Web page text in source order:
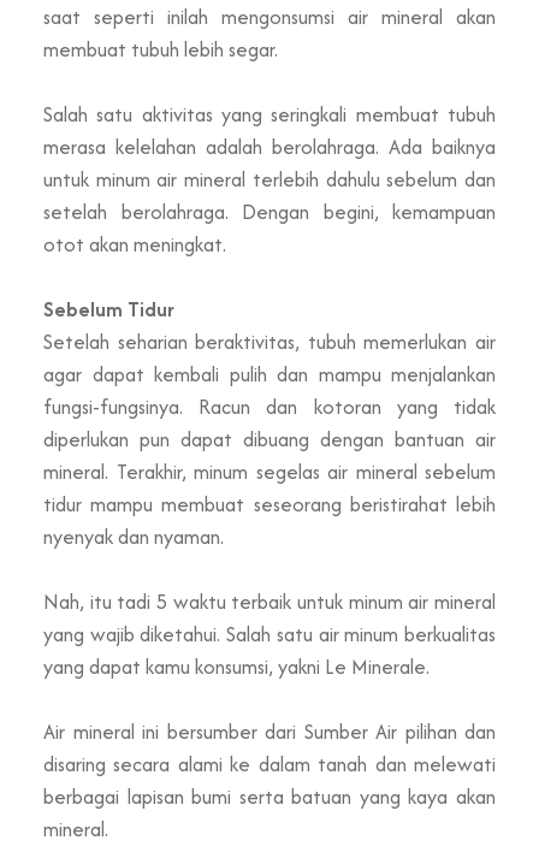
saat seperti inilah mengonsumsi air mineral akan
membuat tubuh lebih segar.
Salah satu aktivitas yang seringkali membuat tubuh
merasa kelelahan adalah berolahraga. Ada baiknya
untuk minum air mineral terlebih dahulu sebelum dan
setelah berolahraga. Dengan begini, kemampuan
otot akan meningkat.
Sebelum Tidur
Setelah seharian beraktivitas, tubuh memerlukan air
agar dapat kembali pulih dan mampu menjalankan
fungsi-fungsinya. Racun dan kotoran yang tidak
diperlukan pun dapat dibuang dengan bantuan air
mineral. Terakhir, minum segelas air mineral sebelum
tidur mampu membuat seseorang beristirahat lebih
nyenyak dan nyaman.
Nah, itu tadi 5 waktu terbaik untuk minum air mineral
yang wajib diketahui. Salah satu air minum berkualitas
yang dapat kamu konsumsi, yakni Le Minerale.
Air mineral ini bersumber dari Sumber Air pilihan dan
disaring secara alami ke dalam tanah dan melewati
berbagai lapisan bumi serta batuan yang kaya akan
mineral.